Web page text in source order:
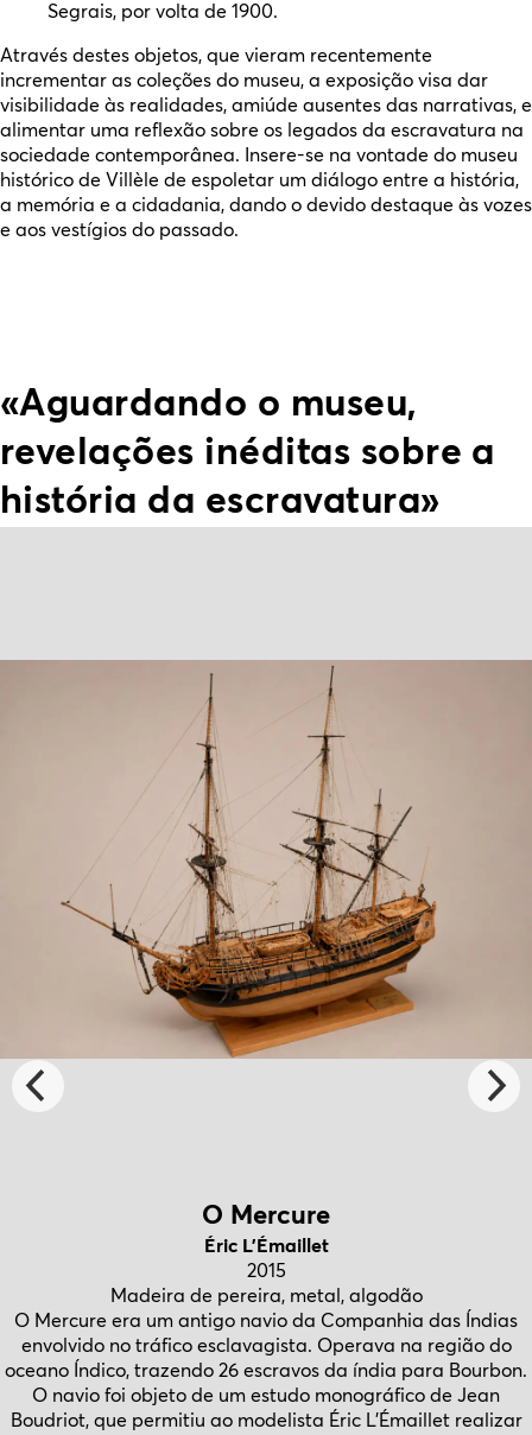
Segrais, por volta de 1900.
Através destes objetos, que vieram recentemente
incrementar as coleções do museu, a exposição visa dar
visibilidade às realidades, amiúde ausentes das narrativas, e
alimentar uma reflexão sobre os legados da escravatura na
sociedade contemporânea. Insere-se na vontade do museu
histórico de Villèle de espoletar um diálogo entre a história,
a memória e a cidadania, dando o devido destaque às vozes
e aos vestígios do passado.
«Aguardando o museu,
revelações inéditas sobre a
história da escravatura»
O Mercure
Éric L’Émaillet
2015
Madeira de pereira, metal, algodão
O Mercure era um antigo navio da Companhia das Índias
envolvido no tráfico esclavagista. Operava na região do
oceano Índico, trazendo 26 escravos da índia para Bourbon.
O navio foi objeto de um estudo monográfico de Jean
Boudriot, que permitiu ao modelista Éric L’Émaillet realizar